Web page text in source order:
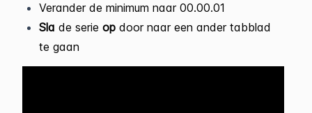
Verander de minimum naar 00.00.01
Sla de serie op door naar een ander tabblad
te gaan